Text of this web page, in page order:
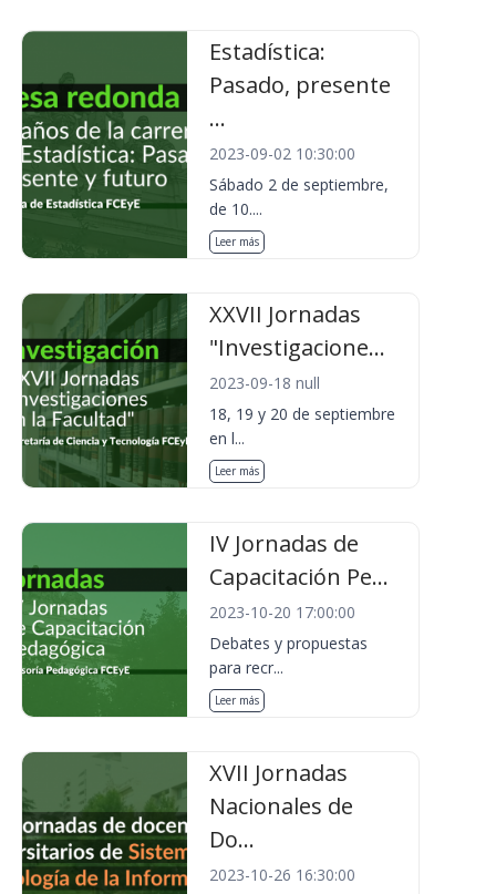
Estadística:
Pasado, presente
...
2023-09-02 10:30:00
Sábado 2 de septiembre,
de 10....
Leer más
XXVII Jornadas
"Investigacione...
2023-09-18 null
18, 19 y 20 de septiembre
en l...
Leer más
IV Jornadas de
Capacitación Pe...
2023-10-20 17:00:00
Debates y propuestas
para recr...
Leer más
XVII Jornadas
Nacionales de
Do...
2023-10-26 16:30:00